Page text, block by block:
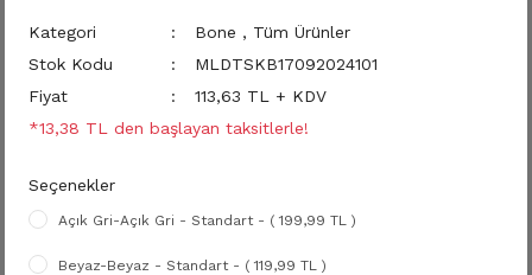
Kategori Bone , Tüm Ürünler
Stok Kodu
MLDTSKB17092024101
Fiyat
113,63 TL + KDV
*13,38 TL den başlayan taksitlerle!
Seçenekler
Açık Gri-Açık Gri - Standart - ( 199,99 TL )
Beyaz-Beyaz - Standart - ( 119,99 TL )